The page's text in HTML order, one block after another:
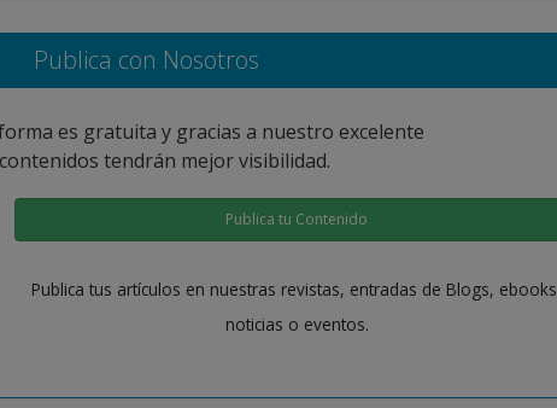
Publica con Nosotros
es gratuita y gracias a nuestro excelente
tendrán mejor visibilidad.
Publica tu Contenido
Publica tus artículos en nuestras revistas, entradas de Blogs,
noticias o eventos.